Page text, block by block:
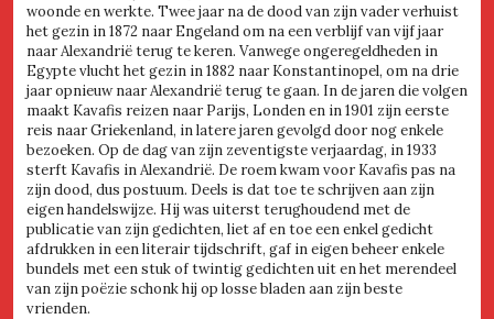
woonde en werkte. Twee jaar na de dood van zijn vader verhuist
het gezin in 1872 naar Engeland om na een verblijf van vijf jaar
naar Alexandrië terug te keren. Vanwege ongeregeldheden in
Egypte vlucht het gezin in 1882 naar Konstantinopel, om na drie
jaar opnieuw naar Alexandrië terug te gaan. In de jaren die volgen
maakt Kavafis reizen naar Parijs, Londen en in 1901 zijn eerste
reis naar Griekenland, in latere jaren gevolgd door nog enkele
bezoeken. Op de dag van zijn zeventigste verjaardag, in 1933
sterft Kavafis in Alexandrië. De roem kwam voor Kavafis pas na
zijn dood, dus postuum. Deels is dat toe te schrijven aan zijn
eigen handelswijze. Hij was uiterst terughoudend met de
publicatie van zijn gedichten, liet af en toe een enkel gedicht
afdrukken in een literair tijdschrift, gaf in eigen beheer enkele
bundels met een stuk of twintig gedichten uit en het merendeel
van zijn poëzie schonk hij op losse bladen aan zijn beste
vrienden.